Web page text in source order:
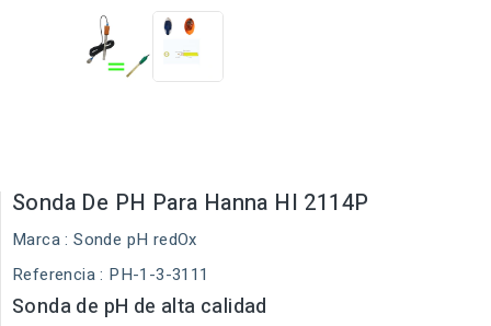
Sonda De PH Para Hanna HI 2114P
Marca : Sonde pH redOx
Referencia : PH-1-3-3111
Sonda de pH de alta calidad